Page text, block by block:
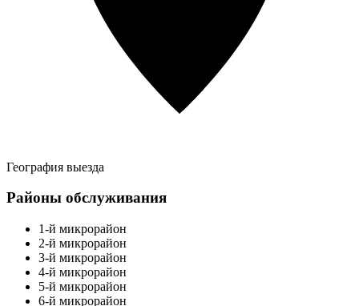
География выезда
Районы обслуживания
1-й микрорайон
2-й микрорайон
3-й микрорайон
4-й микрорайон
5-й микрорайон
6-й микрорайон